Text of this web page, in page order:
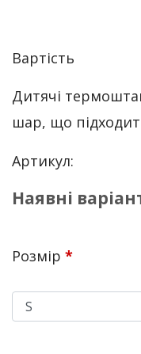
Вартість
Дитячі
шар, що
Артикул:
Наявні
Розмір *